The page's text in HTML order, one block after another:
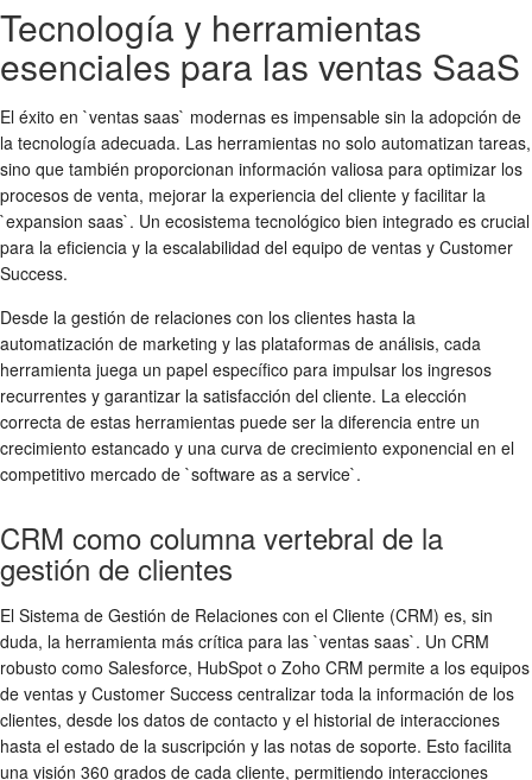
Tecnología y herramientas
esenciales para las ventas SaaS
El éxito en `ventas saas` modernas es impensable sin la adopción de
la tecnología adecuada. Las herramientas no solo automatizan tareas,
sino que también proporcionan información valiosa para optimizar los
procesos de venta, mejorar la experiencia del cliente y facilitar la
`expansion saas`. Un ecosistema tecnológico bien integrado es crucial
para la eficiencia y la escalabilidad del equipo de ventas y Customer
Success.
Desde la gestión de relaciones con los clientes hasta la
automatización de marketing y las plataformas de análisis, cada
herramienta juega un papel específico para impulsar los ingresos
recurrentes y garantizar la satisfacción del cliente. La elección
correcta de estas herramientas puede ser la diferencia entre un
crecimiento estancado y una curva de crecimiento exponencial en el
competitivo mercado de `software as a service`.
CRM como columna vertebral de la
gestión de clientes
El Sistema de Gestión de Relaciones con el Cliente (CRM) es, sin
duda, la herramienta más crítica para las `ventas saas`. Un CRM
robusto como Salesforce, HubSpot o Zoho CRM permite a los equipos
de ventas y Customer Success centralizar toda la información de los
clientes, desde los datos de contacto y el historial de interacciones
hasta el estado de la suscripción y las notas de soporte. Esto facilita
una visión 360 grados de cada cliente, permitiendo interacciones